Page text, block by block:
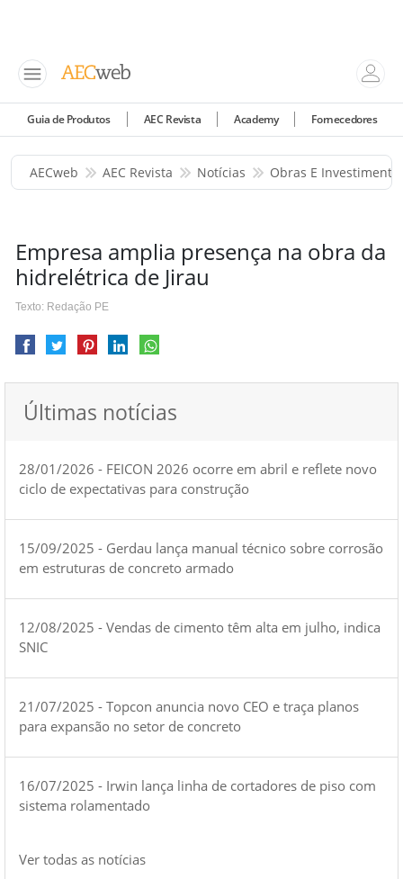
Guia de Produtos AEC Revista Academy Fornecedores
AECweb AEC Revista Notícias Obras E
Empresa amplia presença na obra da
hidrelétrica de Jirau
Texto: Redação PE
Últimas notícias
28/01/2026 - FEICON 2026 ocorre em abril e reflete novo
ciclo de expectativas para construção
15/09/2025 - Gerdau lança manual técnico sobre corrosão
em estruturas de concreto armado
12/08/2025 - Vendas de cimento têm alta em julho, indica
SNIC
21/07/2025 - Topcon anuncia novo CEO e traça planos
para expansão no setor de concreto
16/07/2025 - Irwin lança linha de cortadores de piso com
sistema rolamentado
Ver todas as notícias